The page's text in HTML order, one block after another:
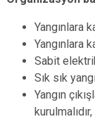
Yangınlara
Yangınlara
Sabit
Sık sık
Yangın
kurulmalıdır,